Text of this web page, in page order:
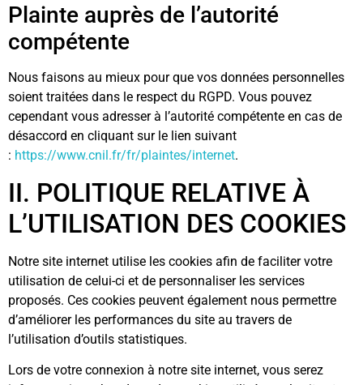
Plainte auprès de l’autorité
compétente
Nous faisons au mieux pour que vos données personnelles
soient traitées dans le respect du RGPD. Vous pouvez
cependant vous adresser à l’autorité compétente en cas de
désaccord en cliquant sur le lien suivant
: https://www.cnil.fr/fr/plaintes/internet.
II. POLITIQUE RELATIVE À
L’UTILISATION DES COOKIES
Notre site internet utilise les cookies afin de faciliter votre
utilisation de celui-ci et de personnaliser les services
proposés. Ces cookies peuvent également nous permettre
d’améliorer les performances du site au travers de
l’utilisation d’outils statistiques.
Lors de votre connexion à notre site internet, vous serez